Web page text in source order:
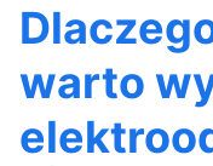
warto